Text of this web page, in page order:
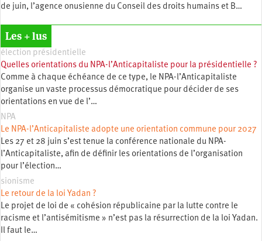
de juin, l’agence onusienne du Conseil des droits humains et B…
Les + lus
élection présidentielle
Quelles orientations du NPA-l’Anticapitaliste pour la présidentielle ?
Comme à chaque échéance de ce type, le NPA-l’Anticapitaliste
organise un vaste processus démocratique pour décider de ses
orientations en vue de l’…
NPA
Le NPA-l’Anticapitaliste adopte une orientation commune pour 2027
Les 27 et 28 juin s’est tenue la conférence nationale du NPA-
l’Anticapitaliste, afin de définir les orientations de l’organisation
pour l’élection…
sionisme
Le retour de la loi Yadan ?
Le projet de loi de « cohésion républicaine par la lutte contre le
racisme et l’antisémitisme » n’est pas la résurrection de la loi Yadan.
Il faut le…